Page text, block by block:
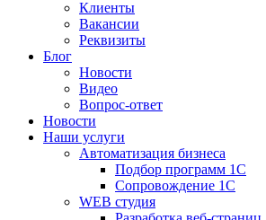
Клиенты
Вакансии
Реквизиты
Блог
Новости
Видео
Вопрос-ответ
Новости
Наши услуги
Автоматизация бизнеса
Подбор программ 1С
Сопровождение 1С
WEB студия